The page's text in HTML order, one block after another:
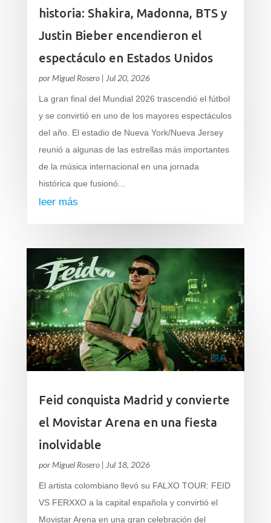
historia: Shakira, Madonna, BTS y
Justin Bieber encendieron el
espectáculo en Estados Unidos
por Miguel Rosero| Jul 20, 2026
La gran final del Mundial 2026 trascendió el fútbol
y se convirtió en uno de los mayores espectáculos
del año. El estadio de Nueva York/Nueva Jersey
reunió a algunas de las estrellas más importantes
de la música internacional en una jornada
histórica que fusionó...
leer más
Feid conquista Madrid y convierte
el Movistar Arena en una fiesta
inolvidable
por Miguel Rosero| Jul 18, 2026
El artista colombiano llevó su FALXO TOUR: FEID
VS FERXXO a la capital española y convirtió el
Movistar Arena en una gran celebración del